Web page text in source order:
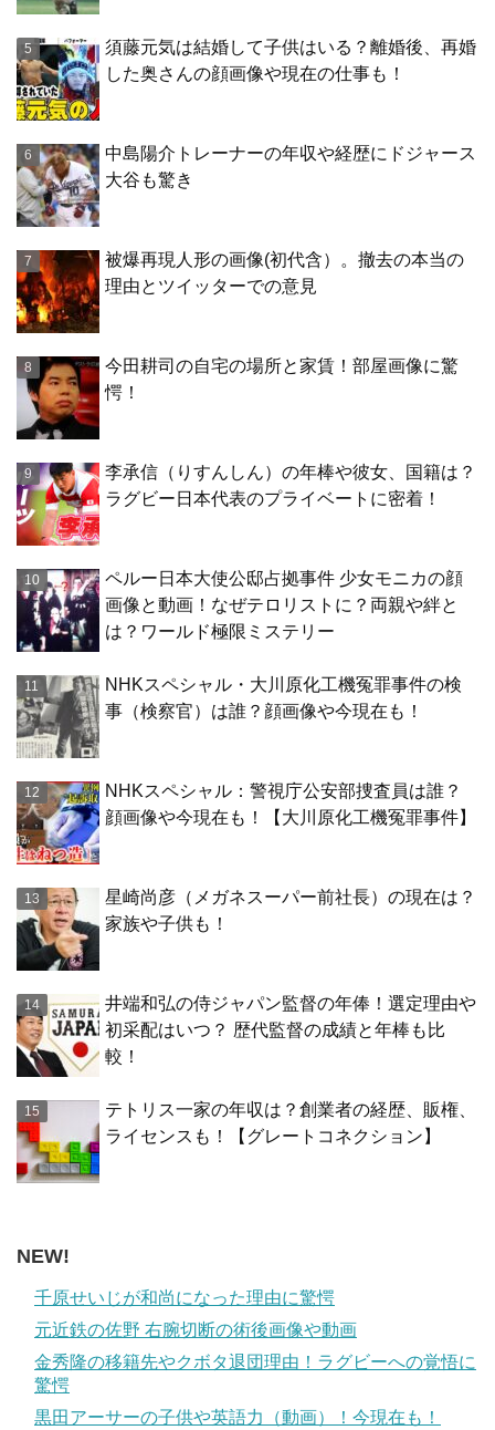
須藤元気は結婚して子供はいる？離婚後、再婚
した奥さんの顔画像や現在の仕事も！
中島陽介トレーナーの年収や経歴にドジャース
大谷も驚き
被爆再現人形の画像(初代含）。撤去の本当の
理由とツイッターでの意見
今田耕司の自宅の場所と家賃！部屋画像に驚
愕！
李承信（りすんしん）の年棒や彼女、国籍は？
ラグビー日本代表のプライベートに密着！
ペルー日本大使公邸占拠事件 少女モニカの顔
画像と動画！なぜテロリストに？両親や絆と
は？ワールド極限ミステリー
NHKスペシャル・大川原化工機冤罪事件の検
事（検察官）は誰？顔画像や今現在も！
NHKスペシャル：警視庁公安部捜査員は誰？
顔画像や今現在も！【大川原化工機冤罪事件】
星崎尚彦（メガネスーパー前社長）の現在は？
家族や子供も！
井端和弘の侍ジャパン監督の年俸！選定理由や
初采配はいつ？ 歴代監督の成績と年棒も比
較！
テトリス一家の年収は？創業者の経歴、販権、
ライセンスも！【グレートコネクション】
NEW!
千原せいじが和尚になった理由に驚愕
元近鉄の佐野 右腕切断の術後画像や動画
金秀隆の移籍先やクボタ退団理由！ラグビーへの覚悟に
驚愕
黒田アーサーの子供や英語力（動画）！今現在も！